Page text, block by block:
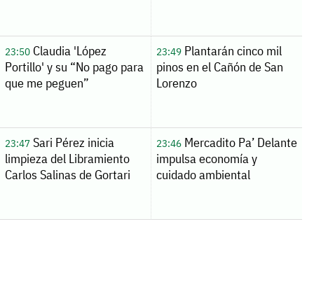
23:50Claudia 'López
Portillo' y su “No pago para
que me peguen”
23:49Plantarán cinco mil
pinos en el Cañón de San
Lorenzo
23:47Sari Pérez inicia
limpieza del Libramiento
Carlos Salinas de Gortari
23:46Mercadito Pa’ Delante
impulsa economía y
cuidado ambiental